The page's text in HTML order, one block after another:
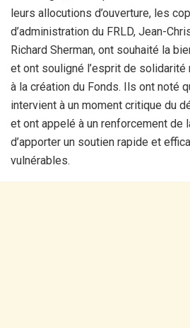
leurs allocutions d’ouverture, les
d’administration du FRLD, Jean-
Richard Sherman, ont souhaité la
et ont souligné l’esprit de solidarité
à la création du Fonds. Ils ont noté
intervient à un moment critique du
et ont appelé à un renforcement de
d’apporter un soutien rapide et
vulnérables.